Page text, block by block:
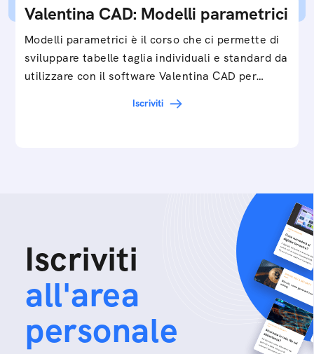
Valentina CAD: Modelli parametrici
Modelli parametrici è il corso che ci permette di
sviluppare tabelle taglia individuali e standard da
utilizzare con il software Valentina CAD per…
Iscriviti
Iscriviti
all'area
personale